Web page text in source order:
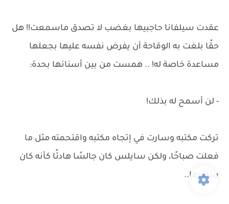
عقدت سيلفانا حاجبيها بغضب لا تصدق ماسمعت!! هل
حقًا بلغت به الوقاحة أن يفرض نفسه عليها بجعلها
مساعدة خاصة له! .. همست من بين أسنانها بحدة:
- لن أسمح له بذلك!
تركت مكتبه وسارت في إتجاه مكتبه واقتحمته مثل ما
فعلت صباحًا، ولكن سايلس كان جالسًا هادئًا كأنه كان
ينتظرها..